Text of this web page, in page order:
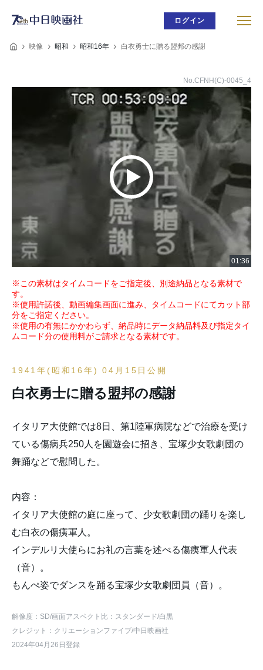
ログイン
映像 昭和 昭和16年 白衣勇士に贈る盟邦の感謝
No.CFNH(C)-0045_4
※この素材はタイムコードをご指定後、別途納品となる素材で
す。
※使用許諾後、動画編集画面に進み、タイムコードにてカット部
分をご指定ください。
※使用の有無にかかわらず、納品時にデータ納品料及び指定タイ
ムコード分の使用料がご請求となる素材です。
1941年(昭和16年) 04月15日公開
白衣勇士に贈る盟邦の感謝
イタリア大使館では8日、第1陸軍病院などで治療を受け
ている傷病兵250人を園遊会に招き、宝塚少女歌劇団の
舞踊などで慰問した。
内容：
イタリア大使館の庭に座って、少女歌劇団の踊りを楽し
む白衣の傷痍軍人。
インデルリ大使らにお礼の言葉を述べる傷痍軍人代表
（音）。
もんぺ姿でダンスを踊る宝塚少女歌劇団員（音）。
解像度：SD/画面アスペクト比：スタンダード/白黒
クレジット：クリエーションファイブ/中日映画社
2024年04月26日登録